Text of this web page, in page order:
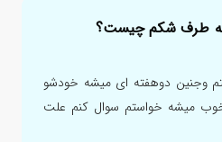
طرف شکم چیست؟
هستم وجنین دوهفته ای میشه خودشو
میشه خواستم سوال کنم علت